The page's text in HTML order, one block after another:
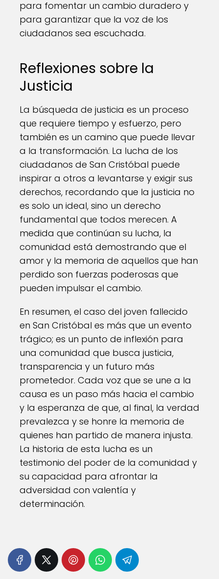
para fomentar un cambio duradero y
para garantizar que la voz de los
ciudadanos sea escuchada.
Reflexiones sobre la
Justicia
La búsqueda de justicia es un proceso
que requiere tiempo y esfuerzo, pero
también es un camino que puede llevar
a la transformación. La lucha de los
ciudadanos de San Cristóbal puede
inspirar a otros a levantarse y exigir sus
derechos, recordando que la justicia no
es solo un ideal, sino un derecho
fundamental que todos merecen. A
medida que continúan su lucha, la
comunidad está demostrando que el
amor y la memoria de aquellos que han
perdido son fuerzas poderosas que
pueden impulsar el cambio.
En resumen, el caso del joven fallecido
en San Cristóbal es más que un evento
trágico; es un punto de inflexión para
una comunidad que busca justicia,
transparencia y un futuro más
prometedor. Cada voz que se une a la
causa es un paso más hacia el cambio
y la esperanza de que, al final, la verdad
prevalezca y se honre la memoria de
quienes han partido de manera injusta.
La historia de esta lucha es un
testimonio del poder de la comunidad y
su capacidad para afrontar la
adversidad con valentía y
determinación.